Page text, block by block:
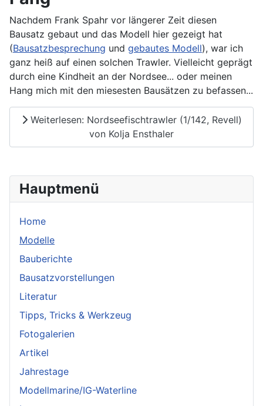
Hauptmenü
Home
Modelle
Bauberichte
Bausatzvorstellungen
Literatur
Tipps, Tricks & Werkzeug
Fotogalerien
Artikel
Jahrestage
Modellmarine/IG-Waterline
Nachdem Frank Spahr vor längerer Zeit diesen
Bausatz gebaut und das Modell hier gezeigt hat
(Bausatzbesprechung und gebautes Modell), war ich
ganz heiß auf einen solchen Trawler. Vielleicht geprägt
durch eine Kindheit an der Nordsee... oder meinen
Hang mich mit den miesesten Bausätzen zu befassen...
Weiterlesen: Nordseefischtrawler (1/142, Revell)
von Kolja Ensthaler